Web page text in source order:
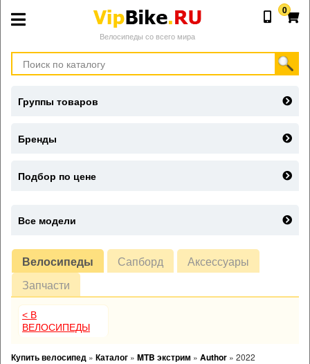
Велосипеды со всего мира
0
Велосипеды Сапборд
Аксессуары
Запчасти
< В
ВЕЛОСИПЕДЫ
Купить велосипед » Каталог » MTB экстрим » Author » 2022
Группы товаров
Бренды
Подбор по цене
Все модели